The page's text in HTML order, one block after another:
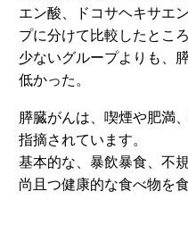
エン酸、ドコサヘキサエ
プに分けて比較したとこ
少ないグループよりも、
低かった。
膵臓がんは、喫煙や肥満
指摘されています。
基本的な、暴飲暴食、不
尚且つ健康的な食べ物を